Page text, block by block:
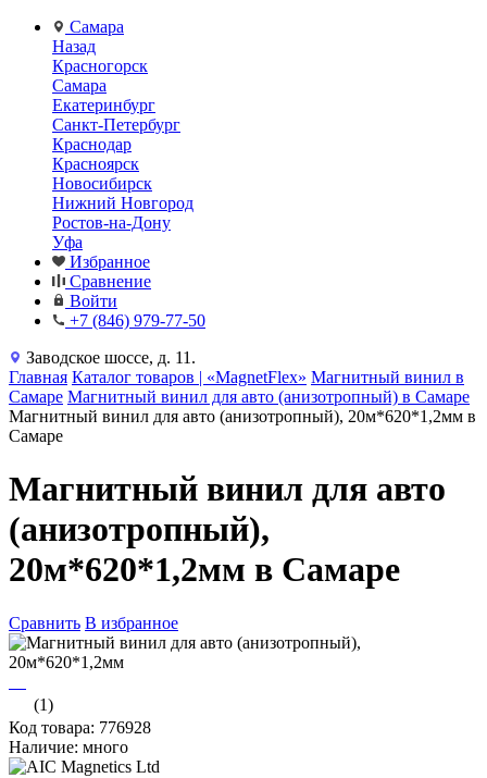
Самара
Назад
Красногорск
Самара
Екатеринбург
Санкт-Петербург
Краснодар
Красноярск
Новосибирск
Нижний Новгород
Ростов-на-Дону
Уфа
Избранное
Сравнение
Войти
+7 (846) 979-77-50
Заводское шоссе, д. 11.
Главная Каталог товаров | «MagnetFlex» Магнитный винил в
Самаре Магнитный винил для авто (анизотропный) в Самаре
Магнитный винил для авто (анизотропный), 20м*620*1,2мм в
Самаре
Магнитный винил для авто
(анизотропный),
20м*620*1,2мм в Самаре
Сравнить В избранное
(1)
Код товара: 776928
Наличие: много